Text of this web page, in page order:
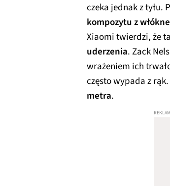
czeka jednak z tyłu.
kompozytu z
Xiaomi twierdzi, że
uderzenia. Zack
wrażeniem ich
często wypada z
metra.